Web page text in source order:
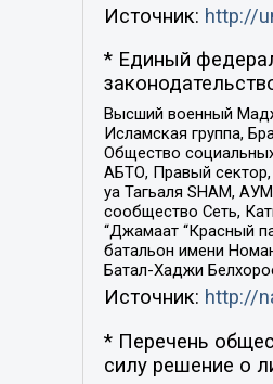
Источник: http://
* Единый
Высший военный
Исламская группа,
Общество
АБТО, Правый
уа Тагьаля SHAM,
сообщество Сеть,
“Джамаат “Красный
батальон имени
Батал-Хаджи
Источник: http://
* Перечень
силу решение о